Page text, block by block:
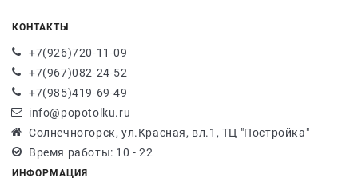
КОНТАКТЫ
+7(926)720-11-09
+7(967)082-24-52
+7(985)419-69-49
info@popotolku.ru
Солнечногорск, ул.Красная, вл.1, ТЦ "Постройка"
Время работы: 10 - 22
ИНФОРМАЦИЯ